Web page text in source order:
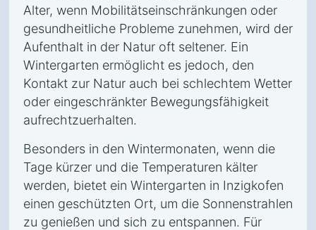
Alter, wenn Mobilitätseinschränkungen oder
gesundheitliche Probleme zunehmen, wird der
Aufenthalt in der Natur oft seltener. Ein
Wintergarten ermöglicht es jedoch, den
Kontakt zur Natur auch bei schlechtem Wetter
oder eingeschränkter Bewegungsfähigkeit
aufrechtzuerhalten.
Besonders in den Wintermonaten, wenn die
Tage kürzer und die Temperaturen kälter
werden, bietet ein Wintergarten in Inzigkofen
einen geschützten Ort, um die Sonnenstrahlen
zu genießen und sich zu entspannen. Für